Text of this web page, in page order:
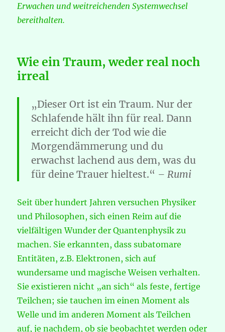
Erwachen und weitreichenden Systemwechsel
bereithalten.
Wie ein Traum, weder real noch
irreal
„Dieser Ort ist ein Traum. Nur der
Schlafende hält ihn für real. Dann
erreicht dich der Tod wie die
Morgendämmerung und du
erwachst lachend aus dem, was du
für deine Trauer hieltest.“ – Rumi
Seit über hundert Jahren versuchen Physiker
und Philosophen, sich einen Reim auf die
vielfältigen Wunder der Quantenphysik zu
machen. Sie erkannten, dass subatomare
Entitäten, z.B. Elektronen, sich auf
wundersame und magische Weisen verhalten.
Sie existieren nicht „an sich“ als feste, fertige
Teilchen; sie tauchen im einen Moment als
Welle und im anderen Moment als Teilchen
auf, je nachdem, ob sie beobachtet werden oder